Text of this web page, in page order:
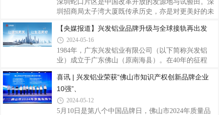
力，也是社会各界对兴发铝业投资价值的认可。公司
链上市公司营收排行榜TOP100位列第33名，2023年
房建供应链上市公司净利润排行榜TOP100位列第36
名
深圳蛇口片区是中国改革开放的发源地与试验田。深
圳招商局太子湾大厦既传承历史，亦是对更美好的未
地段，区位优势得天独厚，是“一带一路”国家战略落
位的又一重要支点。项目是由高度为380米的塔楼和
附属裙房组成，总建筑面积约170万㎡，以“一湾三坊
城中城”为概念，集纳邮轮母港、总部基地、文化创
型超高层建筑，打造超级湾区滨海城市综合体，是招
商局集团的“头号工程”，建成后将成为深圳太子湾片
区的标志性建筑，也将是“深圳市太子湾
【央媒报道】兴发铝业品牌升级与全球接轨再出发
2024-05-16
1984年，广东兴发铝业有限公司（以下简称兴发铝
业）成立于广东佛山（原南海县）。在40年的征程
于未来，兴发铝业品牌形象全新升级，力谋新发展。
勇立潮头挺起国之铝业“脊梁”历经风雨，兴发铝业从
一家乡镇企业到如今的中国铝挤压材领军企业， 2008
年，公司于香港联交所主板上市。之后随着广东省广
喜讯 | 兴发铝业荣获“佛山市知识产权创新品牌企业
10强”、
2024-05-12
5月10日是第八个中国品牌日，佛山市2024年质量品